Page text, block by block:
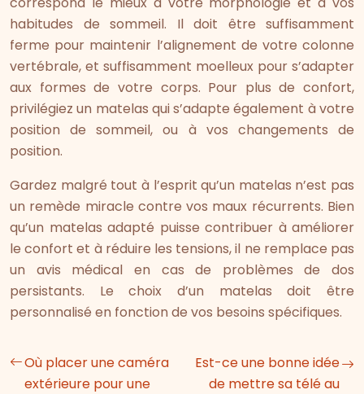
habitudes de sommeil. Il doit être suffisamment
ferme pour maintenir l’alignement de votre colonne
vertébrale, et suffisamment moelleux pour s’adapter
aux formes de votre corps. Pour plus de confort,
privilégiez un matelas qui s’adapte également à votre
position de sommeil, ou à vos changements de
position.
Gardez malgré tout à l’esprit qu’un matelas n’est pas
un remède miracle contre vos maux récurrents. Bien
qu’un matelas adapté puisse contribuer à améliorer
le confort et à réduire les tensions, il ne remplace pas
un avis médical en cas de problèmes de dos
persistants. Le choix d’un matelas doit être
personnalisé en fonction de vos besoins spécifiques.
Où placer une caméra
extérieure pour une
Est-ce une bonne idée
de mettre sa télé au